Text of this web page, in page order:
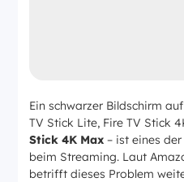
Ein schwarzer Bildschirm
TV Stick Lite, Fire TV Stick
Stick 4K Max – ist eines
beim Streaming. Laut
betrifft dieses Problem